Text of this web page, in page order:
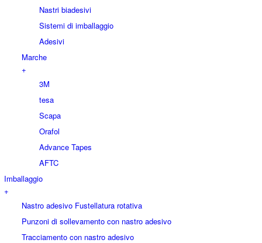
Nastri biadesivi
Sistemi di imballaggio
Adesivi
Marche
+
3M
tesa
Scapa
Orafol
Advance Tapes
AFTC
Imballaggio
+
Nastro adesivo Fustellatura rotativa
Punzoni di sollevamento con nastro adesivo
Tracciamento con nastro adesivo